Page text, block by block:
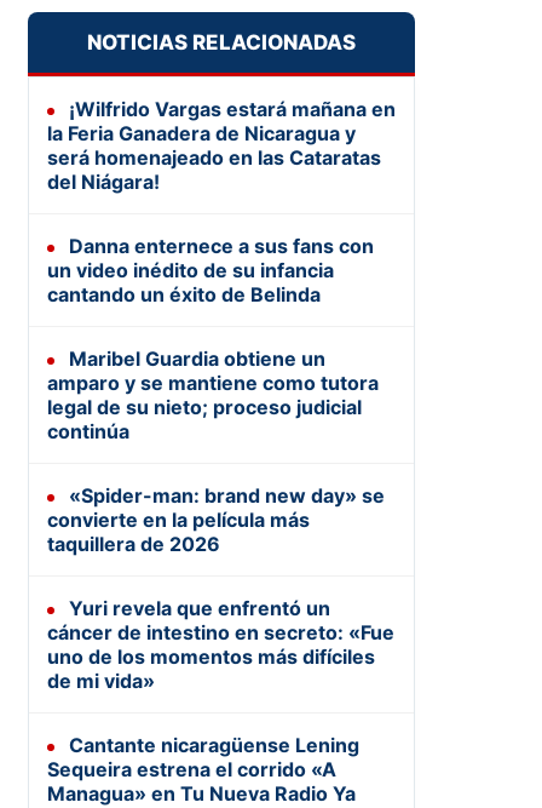
NOTICIAS RELACIONADAS
¡Wilfrido Vargas estará mañana en
la Feria Ganadera de Nicaragua y
será homenajeado en las Cataratas
del Niágara!
Danna enternece a sus fans con
un video inédito de su infancia
cantando un éxito de Belinda
Maribel Guardia obtiene un
amparo y se mantiene como tutora
legal de su nieto; proceso judicial
continúa
«Spider-man: brand new day» se
convierte en la película más
taquillera de 2026
Yuri revela que enfrentó un
cáncer de intestino en secreto: «Fue
uno de los momentos más difíciles
de mi vida»
Cantante nicaragüense Lening
Sequeira estrena el corrido «A
Managua» en Tu Nueva Radio Ya